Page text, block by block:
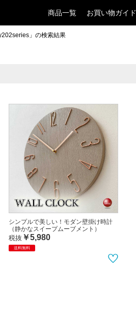
商品一覧 お買い物ガイド
」の検索結果
シンプルで美しい！モダン壁掛け時計
（静かなスイープムーブメント）
税抜 ￥5,980
送料無料